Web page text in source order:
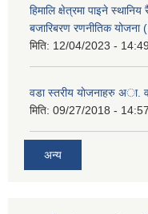
हिमालि क्षेत्रमा पाइने
बजारिबरण रणनीतिक
मिति: 12/04/2023 - 14:49
वडा स्तरीय याेजनाहरु अा.
मिति: 09/27/2018 - 14:57
अन्य